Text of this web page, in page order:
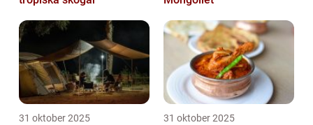
31 oktober 2025 31 oktober 2025